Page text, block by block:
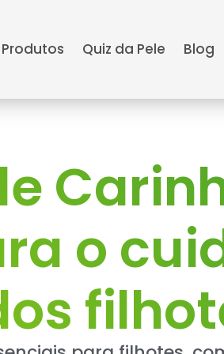
Produtos Quiz da Pele Blog
o